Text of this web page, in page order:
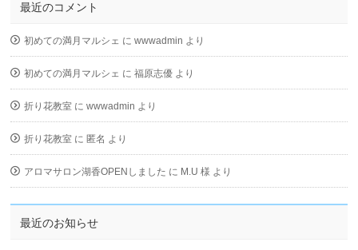
最近のコメント
初めての満月マルシェ にwwwadmin より
初めての満月マルシェ に福原志優 より
折り花教室 にwwwadmin より
折り花教室 に 匿名 より
アロマサロン湖香OPENしました に M.U 様 より
最近のお知らせ